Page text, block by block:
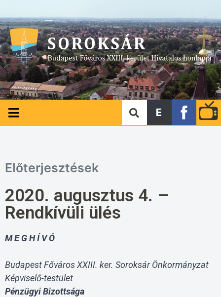
E
Előterjesztések
2020. augusztus 4. –
Rendkívüli ülés
M E G H Í V Ó
Budapest Főváros XXIII. ker. Soroksár Önkormányzat
Képviselő-testület
Pénzügyi Bizottsága